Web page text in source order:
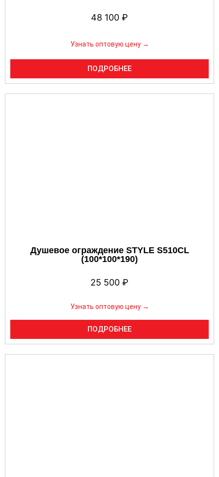
48 100 ₽
Узнать оптовую цену →
ПОДРОБНЕЕ
Душевое ограждение STYLE S510CL
(100*100*190)
25 500 ₽
Узнать оптовую цену →
ПОДРОБНЕЕ